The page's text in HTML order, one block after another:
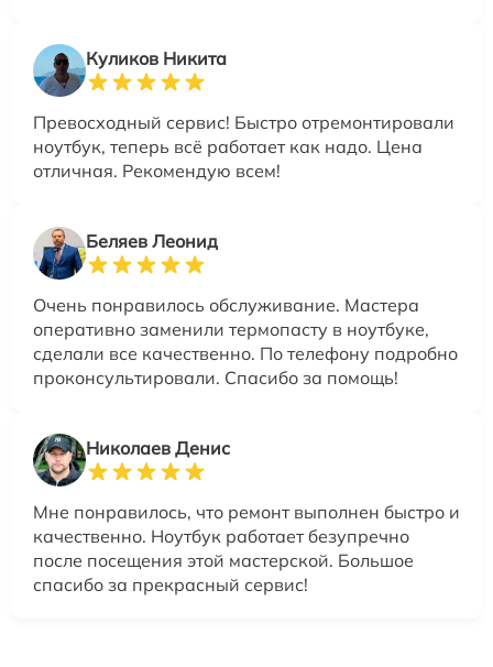
Куликов Никита
Превосходный сервис! Быстро отремонтировали
ноутбук, теперь всё работает как надо. Цена
отличная. Рекомендую всем!
Беляев Леонид
Очень понравилось обслуживание. Мастера
оперативно заменили термопасту в ноутбуке,
сделали все качественно. По телефону подробно
проконсультировали. Спасибо за помощь!
Николаев Денис
Мне понравилось, что ремонт выполнен быстро и
качественно. Ноутбук работает безупречно
после посещения этой мастерской. Большое
спасибо за прекрасный сервис!